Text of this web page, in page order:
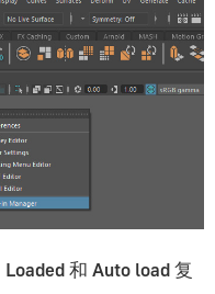
Loaded和 Auto load复